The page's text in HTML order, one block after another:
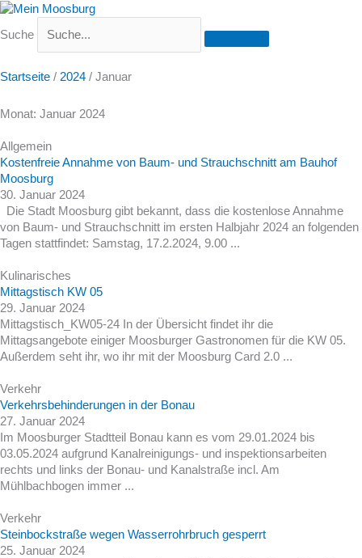
Suche
Startseite / 2024 / Januar
Monat: Januar 2024
Allgemein
Kostenfreie Annahme von Baum- und Strauchschnitt am Bauhof
Moosburg
30. Januar 2024
Die Stadt Moosburg gibt bekannt, dass die kostenlose Annahme
von Baum- und Strauchschnitt im ersten Halbjahr 2024 an folgenden
Tagen stattfindet: Samstag, 17.2.2024, 9.00 ...
Kulinarisches
Mittagstisch KW 05
29. Januar 2024
Mittagstisch_KW05-24 In der Übersicht findet ihr die
Mittagsangebote einiger Moosburger Gastronomen für die KW 05.
Außerdem seht ihr, wo ihr mit der Moosburg Card 2.0 ...
Verkehr
Verkehrsbehinderungen in der Bonau
27. Januar 2024
Im Moosburger Stadtteil Bonau kann es vom 29.01.2024 bis
03.05.2024 aufgrund Kanalreinigungs- und inspektionsarbeiten
rechts und links der Bonau- und Kanalstraße incl. Am
Mühlbachbogen immer ...
Verkehr
Steinbockstraße wegen Wasserrohrbruch gesperrt
25. Januar 2024